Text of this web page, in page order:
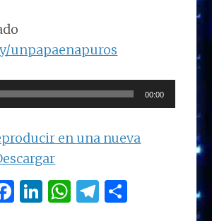
unpapaenapuros
00:00
en una nueva
F
Li W T